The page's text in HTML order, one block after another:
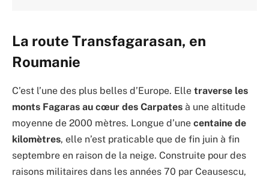
La route Transfagarasan, en
Roumanie
C’est l’une des plus belles d’Europe. Elle traverse les
monts Fagaras au cœur des Carpates à une altitude
moyenne de 2000 mètres. Longue d’une centaine de
kilomètres, elle n’est praticable que de fin juin à fin
septembre en raison de la neige. Construite pour des
raisons militaires dans les années 70 par Ceausescu,